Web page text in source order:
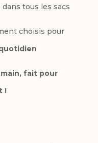
tous les sacs
choisis pour
fait pour
!